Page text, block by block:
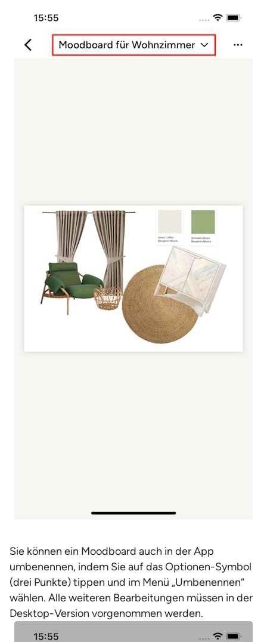
Sie können ein Moodboard auch in der App
umbenennen, indem Sie auf das Optionen-Symbol
(drei Punkte) tippen und im Menü „Umbenennen“
wählen. Alle weiteren Bearbeitungen müssen in der
Desktop-Version vorgenommen werden.